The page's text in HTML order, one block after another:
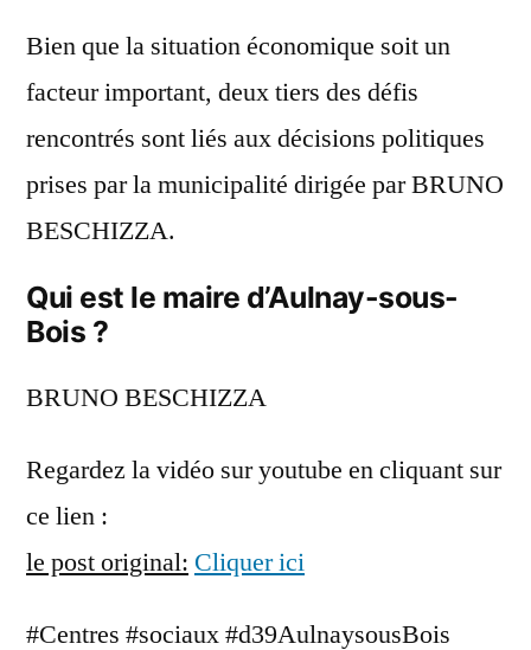
Bien que la situation économique soit un
facteur important, deux tiers des défis
rencontrés sont liés aux décisions politiques
prises par la municipalité dirigée par BRUNO
BESCHIZZA.
Qui est le maire d’Aulnay-sous-
Bois ?
BRUNO BESCHIZZA
Regardez la vidéo sur youtube en cliquant sur
ce lien :
le post original: Cliquer ici
#Centres #sociaux #d39AulnaysousBois